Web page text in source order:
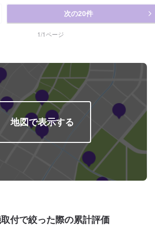
次の20件
1/1ページ
地図で表示する
付で絞った際の累計評価